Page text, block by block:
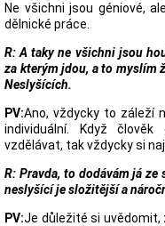
Ne všichni jsou géniové,
dělnické práce.
R: A taky ne všichni jsou
za kterým jdou, a to myslím
Neslyšících.
PV:Ano, vždycky to záleží
individuální. Když
vzdělávat, tak vždycky si
R: Pravda, to dodávám já
neslyšící je složitější a
PV:Je důležité si uvědomit,